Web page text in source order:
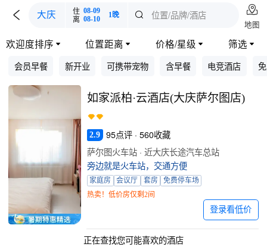
 大庆 住 08-09
离 08-10 1晚  位置/品牌/酒店 
地图
欢迎度排序  位置距离  价格/星级  筛选 
会员早餐 新开业 可携带宠物 含早餐 电竞酒店
如家派柏·云酒店(大庆萨尔图店)
2.9
95点评 · 560收藏
萨尔图火车站 · 近大庆长途汽车总站
旁边就是火车站，交通方便
家庭房 会议厅 套房
免费停车场
热卖！低价房仅剩2间
登录看低价
正在查找您可能喜欢的酒店